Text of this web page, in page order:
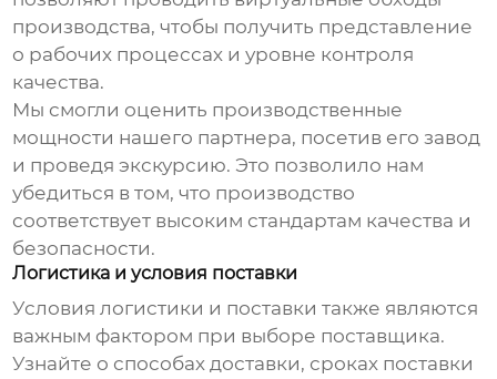
производства, чтобы получить представление
о рабочих процессах и уровне контроля
качества.
Мы смогли оценить производственные
мощности нашего партнера, посетив его завод
и проведя экскурсию. Это позволило нам
убедиться в том, что производство
соответствует высоким стандартам качества и
безопасности.
Логистика и условия поставки
Условия логистики и поставки также являются
важным фактором при выборе поставщика.
Узнайте о способах доставки, сроках поставки